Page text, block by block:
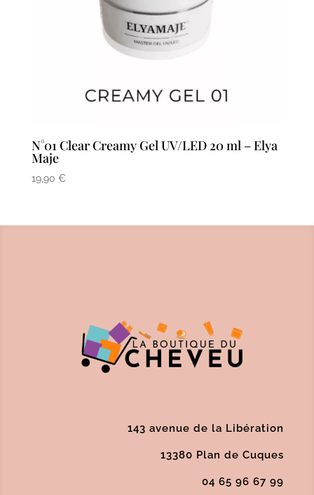
N°01 Clear Creamy Gel UV/LED 20 ml – Elya
Maje
19,90 €
143 avenue de la Libération
13380 Plan de Cuques
04 65 96 67 99